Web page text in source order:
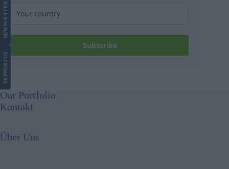
Subscribe
SUPPORT
US
NEWS
LETTER
Our Portfolio
Kontakt
Über Uns